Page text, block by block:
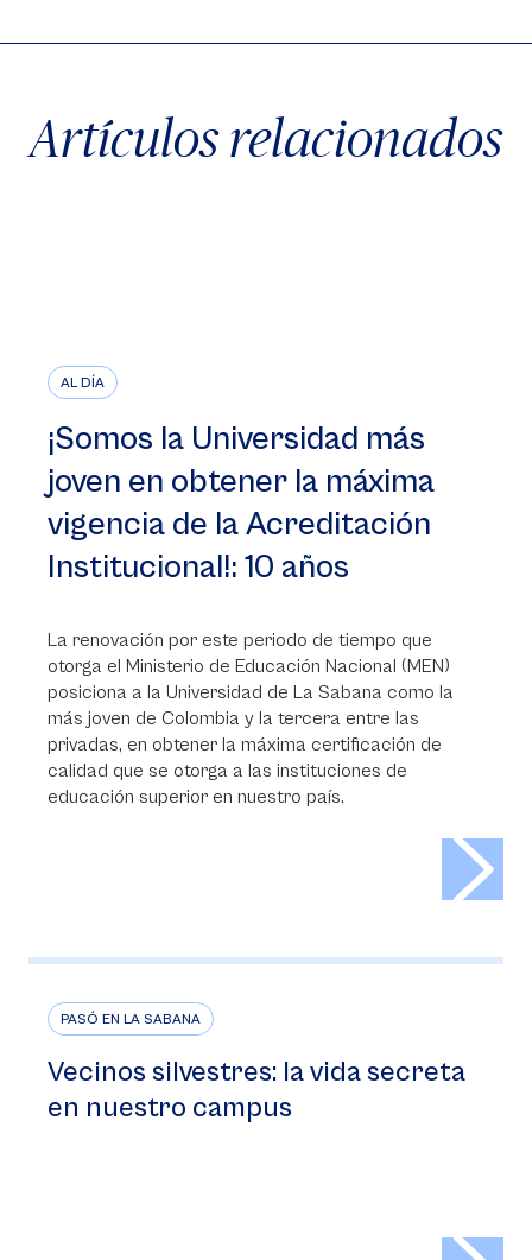
Artículos relacionados
AL DÍA
¡Somos la Universidad más
joven en obtener la máxima
vigencia de la Acreditación
Institucional!: 10 años
La renovación por este periodo de tiempo que
otorga el Ministerio de Educación Nacional (MEN)
posiciona a la Universidad de La Sabana como la
más joven de Colombia y la tercera entre las
privadas, en obtener la máxima certificación de
calidad que se otorga a las instituciones de
educación superior en nuestro país.
PASÓ EN LA SABANA
Vecinos silvestres: la vida secreta
en nuestro campus